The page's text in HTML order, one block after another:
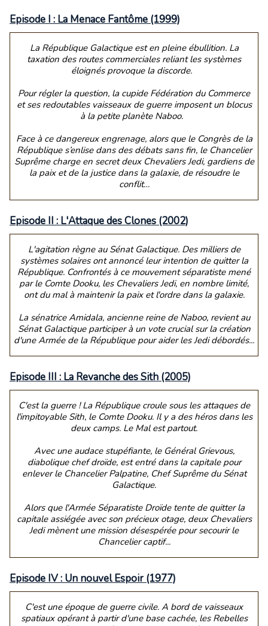
Episode I : La Menace Fantôme (1999)
La République Galactique est en pleine ébullition. La
taxation des routes commerciales reliant les systèmes
éloignés provoque la discorde.
Pour régler la question, la cupide Fédération du Commerce
et ses redoutables vaisseaux de guerre imposent un blocus
à la petite planète Naboo.
Face à ce dangereux engrenage, alors que le Congrès de la
République s’enlise dans des débats sans fin, le Chancelier
Suprême charge en secret deux Chevaliers Jedi, gardiens de
la paix et de la justice dans la galaxie, de résoudre le
conflit…
Episode II : L'Attaque des Clones (2002)
L'agitation règne au Sénat Galactique. Des milliers de
systèmes solaires ont annoncé leur intention de quitter la
République. Confrontés à ce mouvement séparatiste mené
par le Comte Dooku, les Chevaliers Jedi, en nombre limité,
ont du mal à maintenir la paix et l'ordre dans la galaxie.
La sénatrice Amidala, ancienne reine de Naboo, revient au
Sénat Galactique participer à un vote crucial sur la création
d'une Armée de la République pour aider les Jedi débordés...
Episode III : La Revanche des Sith (2005)
C'est la guerre ! La République croule sous les attaques de
l'impitoyable Sith, le Comte Dooku. Il y a des héros dans les
deux camps. Le Mal est partout.
Avec une audace stupéfiante, le Général Grievous,
diabolique chef droïde, est entré dans la capitale pour
enlever le Chancelier Palpatine, Chef Suprême du Sénat
Galactique.
Alors que l'Armée Séparatiste Droïde tente de quitter la
capitale assiégée avec son précieux otage, deux Chevaliers
Jedi mènent une mission désespérée pour secourir le
Chancelier captif...
Episode IV : Un nouvel Espoir (1977)
C'est une époque de guerre civile. A bord de vaisseaux
spatiaux opérant à partir d'une base cachée, les Rebelles